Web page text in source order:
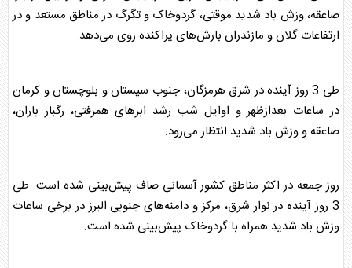
صاعقه، وزش باد شدید موقتی، گردوخاک و تگرگ در مناطق مستعد و در
ارتفاعات گلان و مازندران بار‌ش‌های پراکنده روی می‌دهد.
طی 3 روز آینده در شرق هرمزگان، جنوب سیستان و بلوچستان و کرمان
در ساعات بعدازظهر و اوایل شب رشد ابرهای همرفتی، رگبار باران،‌
صاعقه و وزش باد شدید انتظار می‌رود.
روز جمعه در اکثر مناطق کشور آسمانی صاف پیش‌بینی شده است. طی
3 روز آینده در نوار شرق، مرکز و دامنه‌های جنوبی البرز در برخی ساعات
وزش باد شدید همراه با گردوخاک پیش‌بینی شده است.